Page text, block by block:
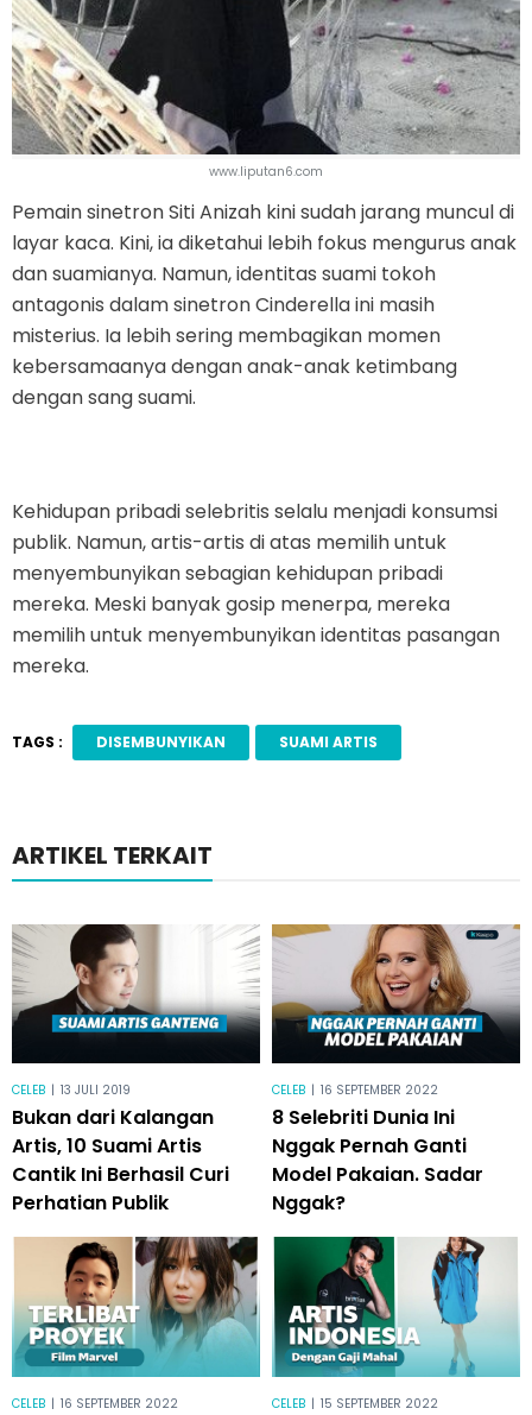
www.liputan6.com
Pemain sinetron Siti Anizah kini sudah jarang muncul di
layar kaca. Kini, ia diketahui lebih fokus mengurus anak
dan suamianya. Namun, identitas suami tokoh
antagonis dalam sinetron Cinderella ini masih
misterius. Ia lebih sering membagikan momen
kebersamaanya dengan anak-anak ketimbang
dengan sang suami.
Kehidupan pribadi selebritis selalu menjadi konsumsi
publik. Namun, artis-artis di atas memilih untuk
menyembunyikan sebagian kehidupan pribadi
mereka. Meski banyak gosip menerpa, mereka
memilih untuk menyembunyikan identitas pasangan
mereka.
TAGS : DISEMBUNYIKAN SUAMI ARTIS
ARTIKEL TERKAIT
CELEB | 13 JULI 2019
Bukan dari Kalangan
Artis, 10 Suami Artis
Cantik Ini Berhasil Curi
Perhatian Publik
CELEB | 16 SEPTEMBER 2022
8 Selebriti Dunia Ini
Nggak Pernah Ganti
Model Pakaian. Sadar
Nggak?
CELEB | 16 SEPTEMBER 2022 CELEB | 15 SEPTEMBER 2022